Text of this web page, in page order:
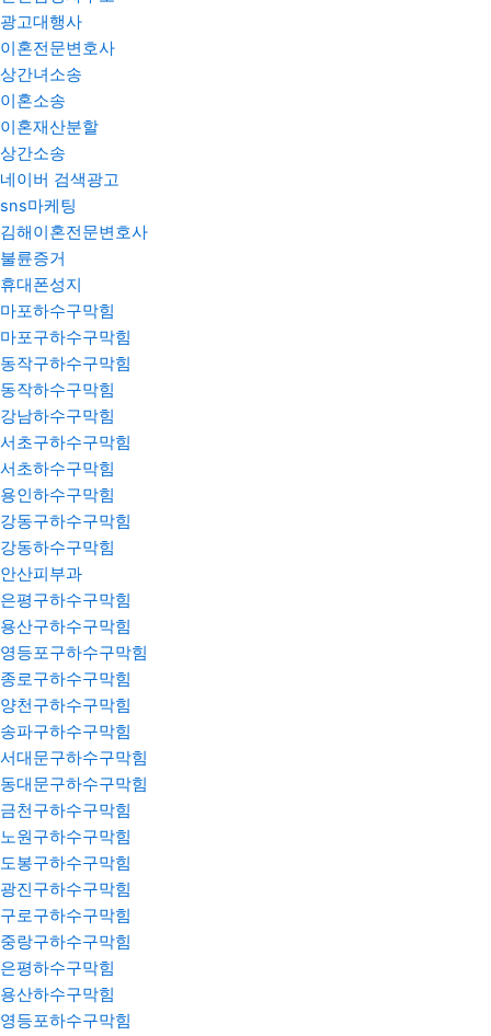
광고대행사
이혼전문변호사
상간녀소송
이혼소송
이혼재산분할
상간소송
네이버 검색광고
sns마케팅
김해이혼전문변호사
불륜증거
휴대폰성지
마포하수구막힘
마포구하수구막힘
동작구하수구막힘
동작하수구막힘
강남하수구막힘
서초구하수구막힘
서초하수구막힘
용인하수구막힘
강동구하수구막힘
강동하수구막힘
안산피부과
은평구하수구막힘
용산구하수구막힘
영등포구하수구막힘
종로구하수구막힘
양천구하수구막힘
송파구하수구막힘
서대문구하수구막힘
동대문구하수구막힘
금천구하수구막힘
노원구하수구막힘
도봉구하수구막힘
광진구하수구막힘
구로구하수구막힘
중랑구하수구막힘
은평하수구막힘
용산하수구막힘
영등포하수구막힘